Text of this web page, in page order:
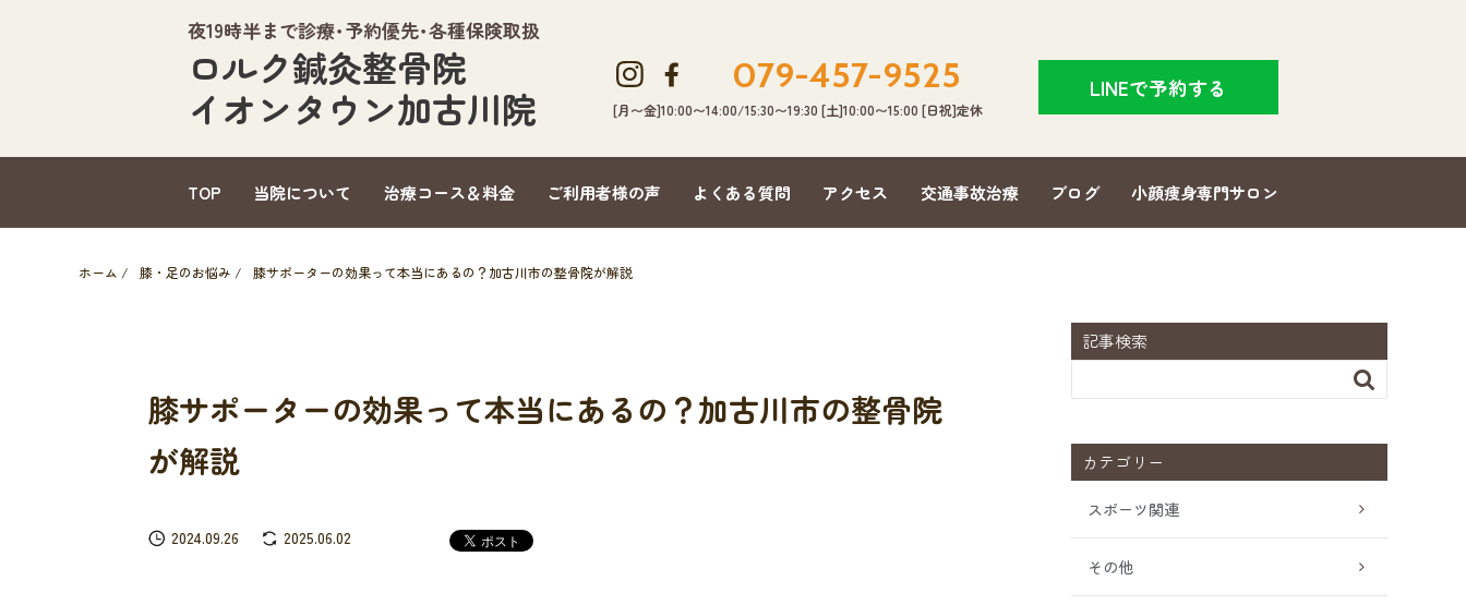
夜19時半まで診療･予約優先･各種保険取扱
ロルク鍼灸整骨院
イオンタウン加古川院
079-457-9525
[月〜金]10:00〜14:00/15:30〜19:30 [土]10:00〜15:00 [日祝]定休
LINEで予約する
TOP 当院について 治療コース＆料金 ご利用者様の声 よくある質問 アクセス 交通事故治療 ブログ 小顔痩身専門サロン
ホーム / 膝・足のお悩み / 膝サポーターの効果って本当にあるの？加古川市の整骨院が解説
膝サポーターの効果って本当にあるの？加古川市の整骨院
が解説
2024.09.26 2025.06.02
記事検索

カテゴリー
スポーツ関連
その他